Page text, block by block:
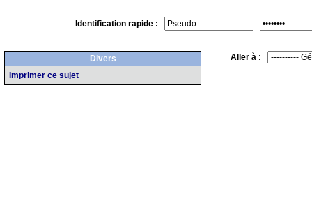
Identification rapide :
Divers
Imprimer ce sujet
Aller à :